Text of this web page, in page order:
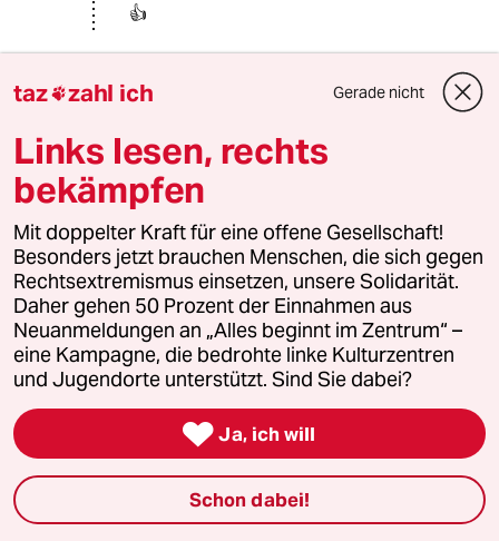
👍
BB Benedikt Bräutigam
Gut, dass ich in 30 Jahren nicht mehr da bin.
CW Christian Will
21.11.2022 ,07:40 Uhr
nicht nur klima - die gesamte soziale
perspektive ist fürn .....
Und das nicht erst seit gestern.
Das relevante system ist hier die menschliche
gesellschaft und smit der gesamte globus,
denn alles hängt zusammen.
taz zahl ich Gerade nicht
Links lesen, rechts
bekämpfen
Mit doppelter Kraft für eine offene Gesellschaft!
Besonders jetzt brauchen Menschen, die sich gegen
Rechtsextremismus einsetzen, unsere Solidarität.
Daher gehen 50 Prozent der Einnahmen aus
Neuanmeldungen an „Alles beginnt im Zentrum“ –
eine Kampagne, die bedrohte linke Kulturzentren
und Jugendorte unterstützt. Sind Sie dabei?
 Ja, ich will
Schon dabei!